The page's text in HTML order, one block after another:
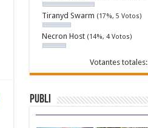
Tiranyd Swarm (17%, 5 Votos)
Necron Host (14%, 4 Votos)
Votantes totales:
Publi